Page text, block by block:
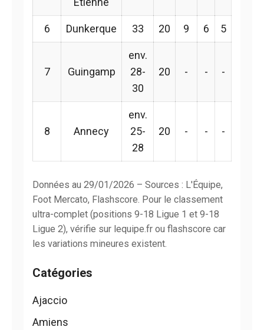
6 Dunkerque 33 20 9 6 5
7 Guingamp
env.
28-
30
20 - - -
8 Annecy
env.
25-
28
20 - - -
Données au 29/01/2026 – Sources : L'Équipe,
Foot Mercato, Flashscore. Pour le classement
ultra-complet (positions 9-18 Ligue 1 et 9-18
Ligue 2), vérifie sur lequipe.fr ou flashscore car
les variations mineures existent.
Catégories
Ajaccio
Amiens